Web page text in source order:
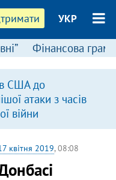
УКР
Фінансова
США до
атаки з часів
війни
квітня 2019, 08:08